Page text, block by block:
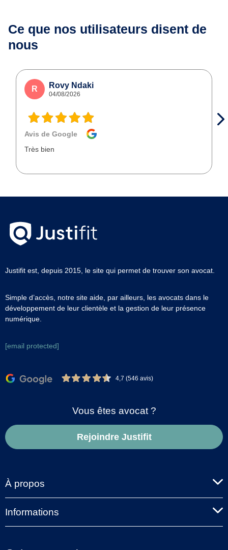
Ce que nos utilisateurs disent de
nous
R Rovy Ndaki
04/08/2026
Avis de Google
Très bien
Justifit est, depuis 2015, le site qui permet de trouver son avocat.
Simple d’accès, notre site aide, par ailleurs, les avocats dans le
développement de leur clientèle et la gestion de leur présence
numérique.
[email protected]
4,7 (546 avis)
Vous êtes avocat ?
Rejoindre Justifit
À propos
Informations